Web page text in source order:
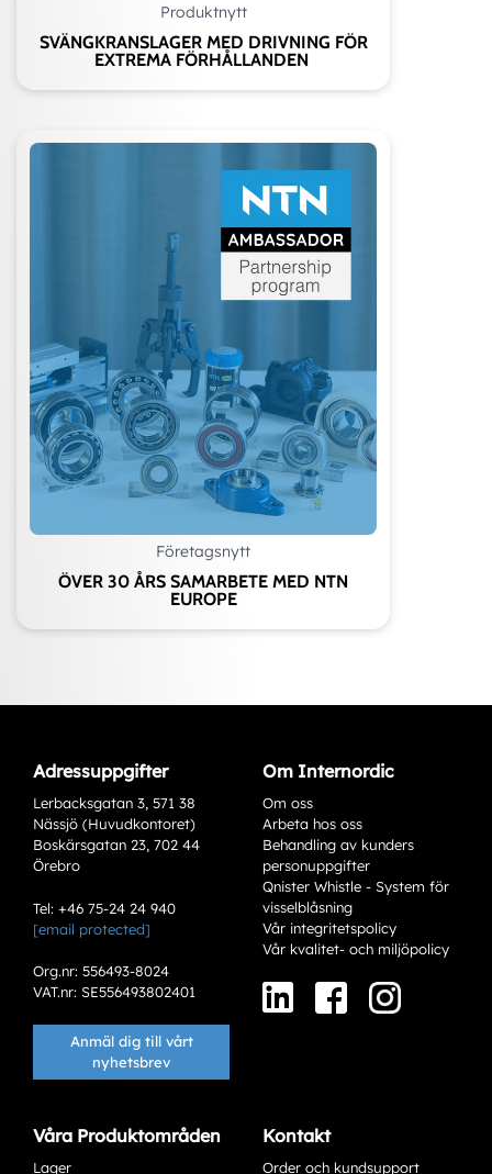
Produktnytt
SVÄNGKRANSLAGER MED DRIVNING FÖR
EXTREMA FÖRHÅLLANDEN
Företagsnytt
ÖVER 30 ÅRS SAMARBETE MED NTN
EUROPE
Varianter
Adressuppgifter
Lerbacksgatan 3, 571 38
Nässjö (Huvudkontoret)
Boskärsgatan 23, 702 44
Örebro
Tel: +46 75-24 24 940
[email protected]
Org.nr: 556493-8024
VAT.nr: SE556493802401
Anmäl dig till vårt
nyhetsbrev
Om Internordic
Om oss
Arbeta hos oss
Behandling av kunders
personuppgifter
Qnister Whistle - System för
visselblåsning
Vår integritetspolicy
Vår kvalitet- och miljöpolicy
Våra Produktområden
Lager
Kontakt
Order och kundsupport